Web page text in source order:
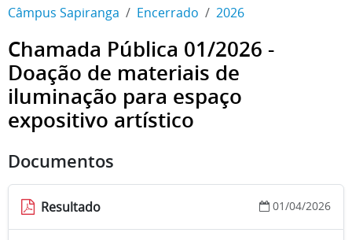
Câmpus Sapiranga Encerrado 2026
Chamada Pública 01/2026 -
Doação de materiais de
iluminação para espaço
expositivo artístico
Documentos
Resultado 01/04/2026